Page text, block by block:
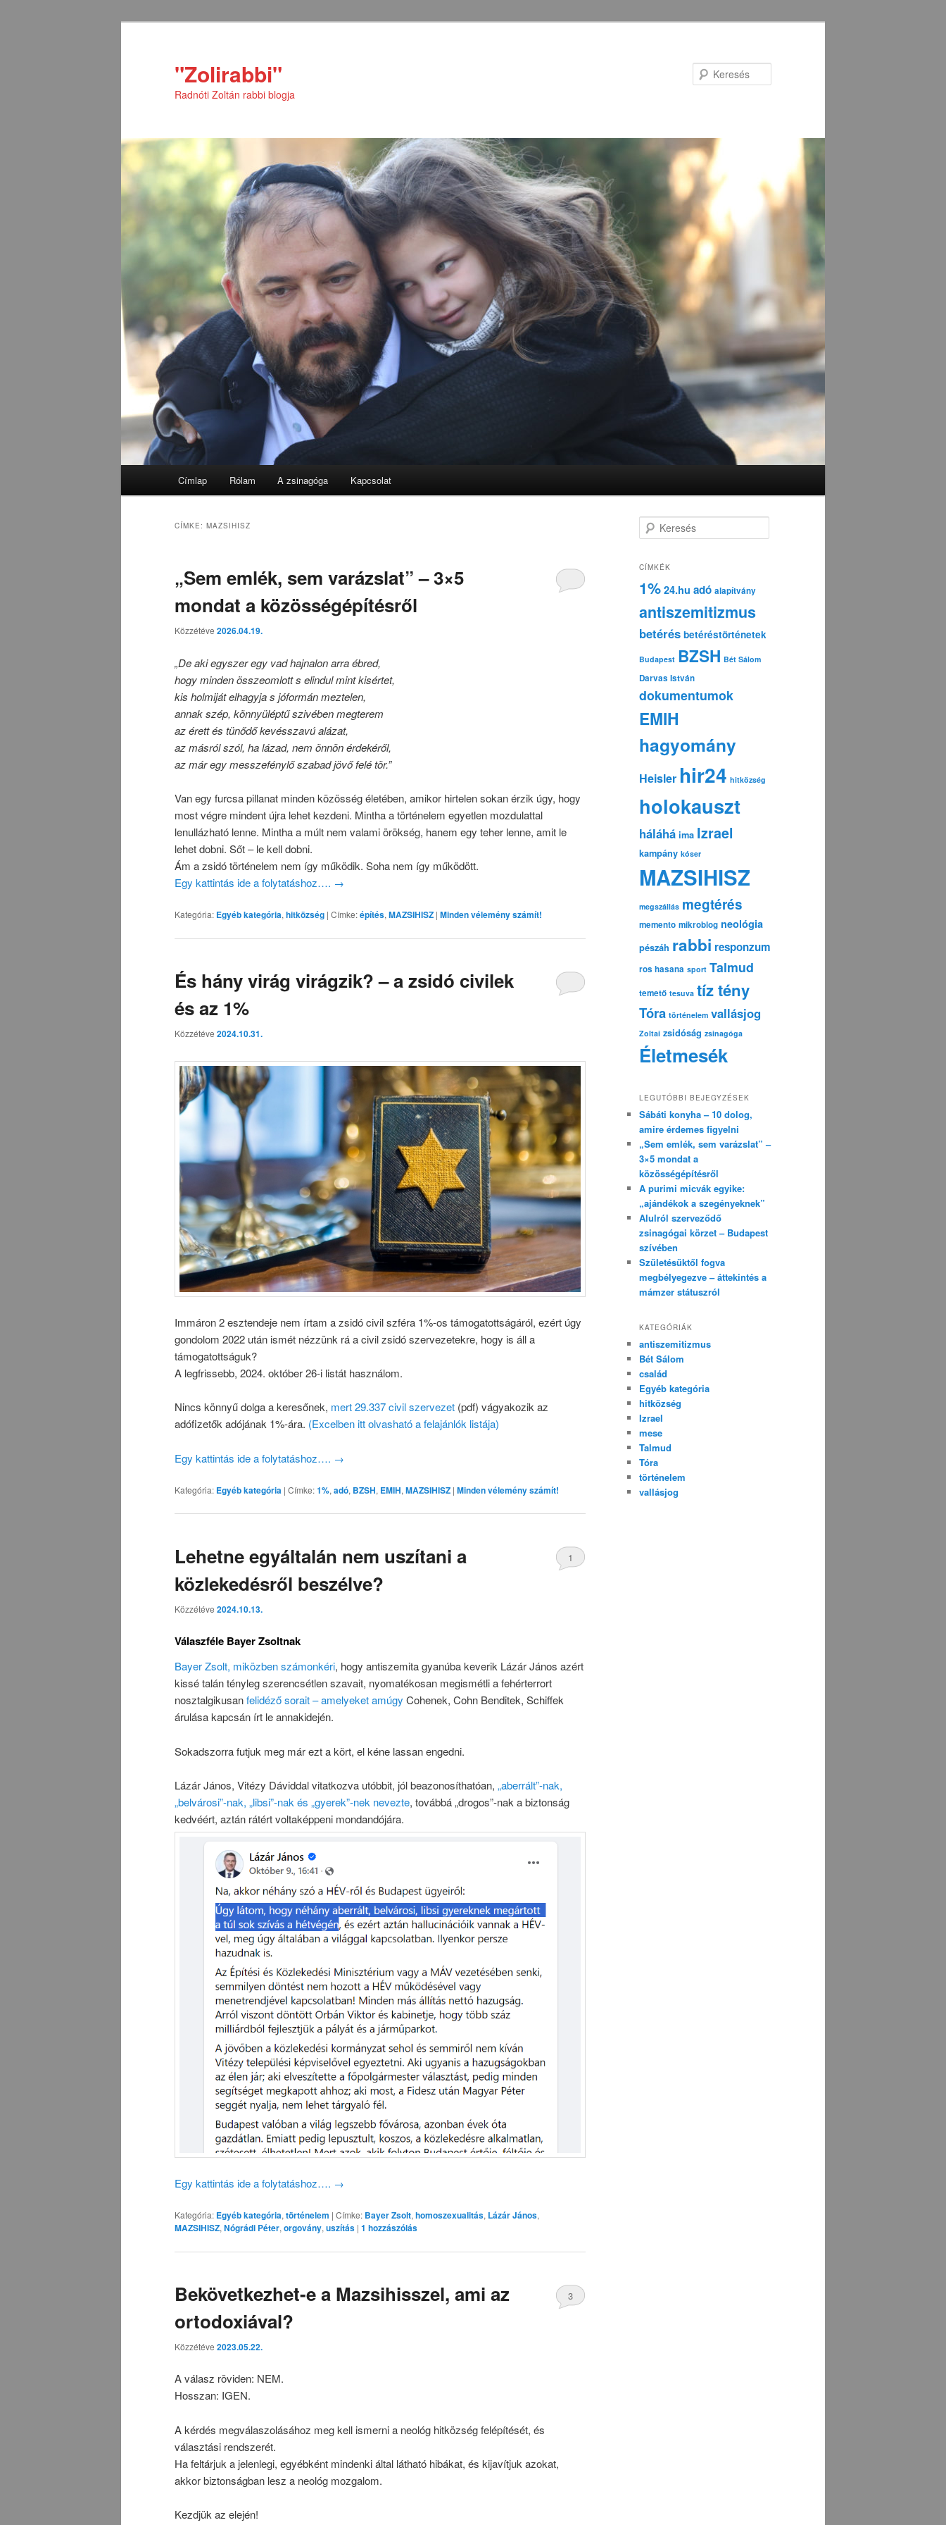
"Zolirabbi"
Radnóti Zoltán rabbi blogja
Címlap Rólam A zsinagóga Kapcsolat
CÍMKE: MAZSIHISZ
„Sem emlék, sem varázslat” – 3×5
mondat a közösségépítésről
Közzétéve 2026.04.19.
„De aki egyszer egy vad hajnalon arra ébred,
hogy minden összeomlott s elindul mint kisértet,
kis holmiját elhagyja s jóformán meztelen,
annak szép, könnyüléptű szivében megterem
az érett és tünődő kevésszavú alázat,
az másról szól, ha lázad, nem önnön érdekéről,
az már egy messzefénylő szabad jövő felé tör.”
Van egy furcsa pillanat minden közösség életében, amikor hirtelen sokan érzik úgy, hogy
most végre mindent újra lehet kezdeni. Mintha a történelem egyetlen mozdulattal
lenullázható lenne. Mintha a múlt nem valami örökség, hanem egy teher lenne, amit le
lehet dobni. Sőt – le kell dobni.
Ám a zsidó történelem nem így működik. Soha nem így működött.
Egy kattintás ide a folytatáshoz…. →
Kategória: Egyéb kategória, hitközség | Címke:építés, MAZSIHISZ | Minden vélemény számít!
És hány virág virágzik? – a zsidó civilek
és az 1%
Közzétéve 2024.10.31.
Immáron 2 esztendeje nem írtam a zsidó civil szféra 1%-os támogatottságáról, ezért úgy
gondolom 2022 után ismét nézzünk rá a civil zsidó szervezetekre, hogy is áll a
támogatottságuk?
A legfrissebb, 2024. október 26-i listát használom.
Nincs könnyű dolga a keresőnek, mert 29.337 civil szervezet (pdf) vágyakozik az
adófizetők adójának 1%-ára. (Excelben itt olvasható a felajánlók listája)
Egy kattintás ide a folytatáshoz…. →
Kategória: Egyéb kategória | Címke:1%, adó, BZSH, EMIH, MAZSIHISZ | Minden vélemény számít!
Lehetne egyáltalán nem uszítani a
közlekedésről beszélve?
Közzétéve 2024.10.13.
1
Válaszféle Bayer Zsoltnak
Bayer Zsolt, miközben számonkéri, hogy antiszemita gyanúba keverik Lázár János azért
kissé talán tényleg szerencsétlen szavait, nyomatékosan megismétli a fehérterrort
nosztalgikusanfelidéző sorait – amelyeket amúgy Cohenek, Cohn Benditek, Schiffek
árulása kapcsán írt le annakidején.
Sokadszorra futjuk meg már ezt a kört, el kéne lassan engedni.
Lázár János, Vitézy Dáviddal vitatkozva utóbbit, jól beazonosíthatóan, „aberrált”-nak,
„belvárosi”-nak, „libsi”-nak és „gyerek”-nek nevezte, továbbá „drogos”-nak a biztonság
kedvéért, aztán rátért voltaképpeni mondandójára.
Egy kattintás ide a folytatáshoz…. →
Kategória: Egyéb kategória,történelem | Címke: Bayer Zsolt,homoszexualitás, Lázár János,
MAZSIHISZ,Nógrádi Péter,orgovány,uszítás | 1 hozzászólás
Bekövetkezhet-e a Mazsihisszel, ami az
ortodoxiával?
Közzétéve 2023.05.22.
3
A válasz röviden: NEM.
Hosszan: IGEN.
A kérdés megválaszolásához meg kell ismerni a neológ hitközség felépítését, és
választási rendszerét.
Ha feltárjuk a jelenlegi, egyébként mindenki által látható hibákat, és kijavítjuk azokat,
akkor biztonságban lesz a neológ mozgalom.
Kezdjük az elején!
e
e
é
CÍMKÉK
1% 24.hu adó alapítvány
antiszemitizmus
betérés betéréstörténetek
Budapest BZSH Bét Sálom
Darvas István
dokumentumok
EMIH
hagyomány
Heisler hir24 hitközség
holokauszt
háláhá ima Izrael
kampány kóser
MAZSIHISZ
megszállás megtérés
memento mikroblog neológia
pészáh rabbi responzum
ros hasana sport Talmud
temető tesuva tíz tény
Tóra történelem vallásjog
Zoltai zsidóság zsinagóga
Életmesék
LEGUTÓBBI BEJEGYZÉSEK
Sábáti konyha – 10 dolog,
amire érdemes figyelni
„Sem emlék, sem varázslat” –
3×5 mondat a
közösségépítésről
A purimi micvák egyike:
„ajándékok a szegényeknek”
Alulról szerveződő
zsinagógai körzet – Budapest
szívében
Születésüktől fogva
megbélyegezve – áttekintés a
mámzer státuszról
KATEGÓRIÁK
antiszemitizmus
Bét Sálom
család
Egyéb kategória
hitközség
Izrael
mese
Talmud
Tóra
történelem
vallásjog